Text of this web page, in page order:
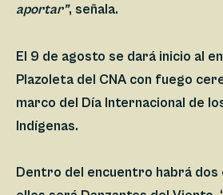
aportar”, señala.
El 9 de agosto se dará inicio al
Plazoleta del CNA con fuego
marco del Día Internacional de
Indígenas.
Dentro del encuentro habrá dos